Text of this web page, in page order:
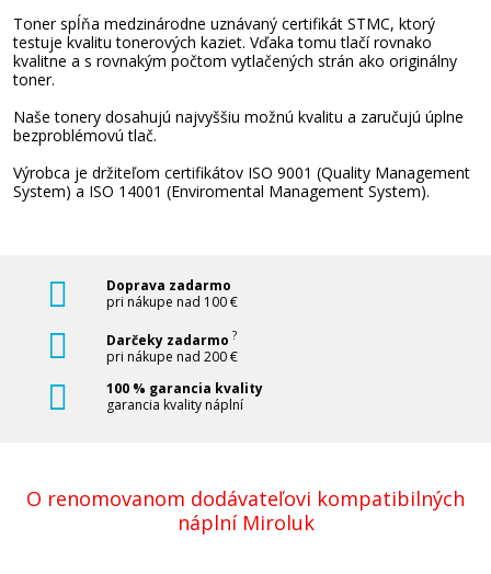
17,90 €
Pridať do košíka
Toner spĺňa medzinárodne uznávaný certifikát STMC, ktorý
testuje kvalitu tonerových kaziet. Vďaka tomu tlačí rovnako
kvalitne a s rovnakým počtom vytlačených strán ako originálny
toner.
Naše tonery dosahujú najvyššiu možnú kvalitu a zaručujú úplne
bezproblémovú tlač.
Výrobca je držiteľom certifikátov ISO 9001 (Quality Management
System) a ISO 14001 (Enviromental Management System).
Doprava zadarmo
pri nákupe nad 100 €
Darčeky zadarmo ?
pri nákupe nad 200 €
100 % garancia kvality
garancia kvality náplní
O renomovanom dodávateľovi kompatibilných
náplní Miroluk